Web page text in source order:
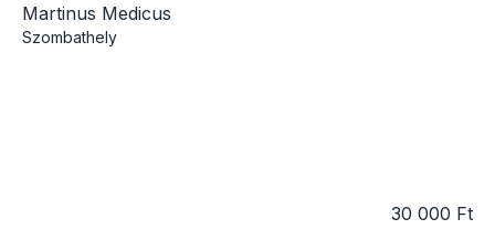
Martinus Medicus
Szombathely
30 000 Ft